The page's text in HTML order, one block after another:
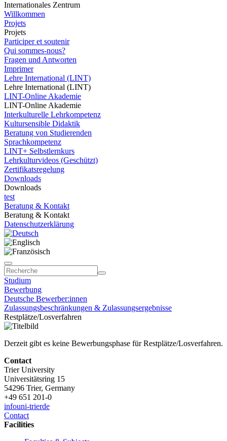
Internationales Zentrum
Willkommen
Projets
Projets
Participer et soutenir
Qui sommes-nous?
Fragen und Antworten
Imprimer
Lehre International (LINT)
Lehre International (LINT)
LINT-Online Akademie
LINT-Online Akademie
Interkulturelle Lehrkompetenz
Kultursensible Didaktik
Beratung von Studierenden
Sprachkompetenz
LINT+ Selbstlernkurs
Lehrkulturvideos (Geschützt)
Zertifikatsregelung
Downloads
Downloads
test
Beratung & Kontakt
Beratung & Kontakt
Datenschutzerklärung
Studium
Bewerbung
Deutsche Bewerber:innen
Zulassungsbeschränkungen & Zulassungsergebnisse
Restplätze/Losverfahren
Derzeit gibt es keine Bewerbungsphase für Restplätze/Losverfahren.
Contact
Trier University
Universitätsring 15
54296 Trier, Germany
+49 651 201-0
infouni-trierde
Contact
Facilities